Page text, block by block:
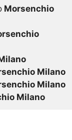
Morsenchio
Milano
Milano
Milano